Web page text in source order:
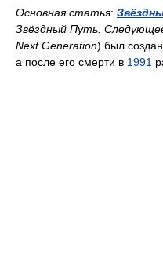
Основная статья:
Звёздный Путь.
Next Generation) был создан
а после его смерти в 1991